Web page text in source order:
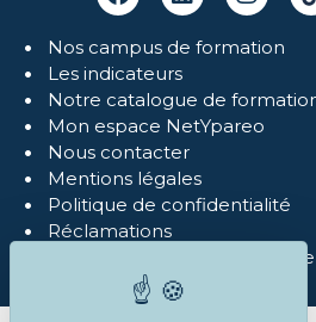
Nos campus de formation
Les indicateurs
Notre catalogue de
Mon espace NetYpareo
Nous contacter
Mentions légales
Politique de confidentialité
Réclamations
Conditions Générales et